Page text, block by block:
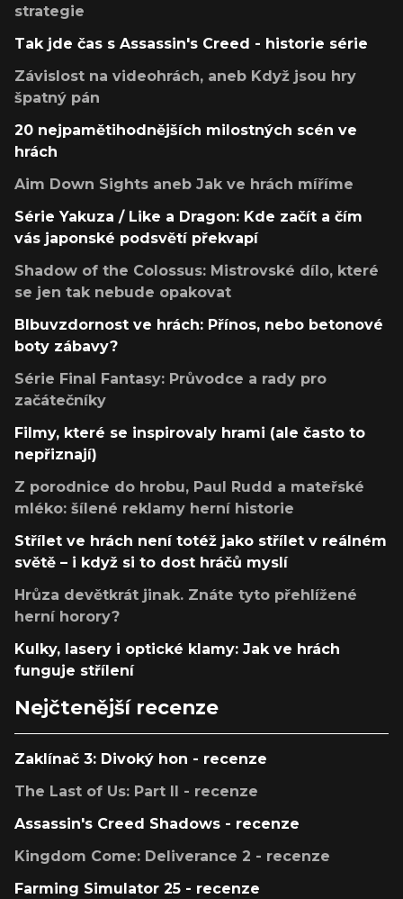
strategie
Tak jde čas s Assassin's Creed - historie série
Závislost na videohrách, aneb Když jsou hry
špatný pán
20 nejpamětihodnějších milostných scén ve
hrách
Aim Down Sights aneb Jak ve hrách míříme
Série Yakuza / Like a Dragon: Kde začít a čím
vás japonské podsvětí překvapí
Shadow of the Colossus: Mistrovské dílo, které
se jen tak nebude opakovat
Blbuvzdornost ve hrách: Přínos, nebo betonové
boty zábavy?
Série Final Fantasy: Průvodce a rady pro
začátečníky
Filmy, které se inspirovaly hrami (ale často to
nepřiznají)
Z porodnice do hrobu, Paul Rudd a mateřské
mléko: šílené reklamy herní historie
Střílet ve hrách není totéž jako střílet v reálném
světě – i když si to dost hráčů myslí
Hrůza devětkrát jinak. Znáte tyto přehlížené
herní horory?
Kulky, lasery i optické klamy: Jak ve hrách
funguje střílení
Nejčtenější recenze
Zaklínač 3: Divoký hon - recenze
The Last of Us: Part II - recenze
Assassin's Creed Shadows - recenze
Kingdom Come: Deliverance 2 - recenze
Farming Simulator 25 - recenze